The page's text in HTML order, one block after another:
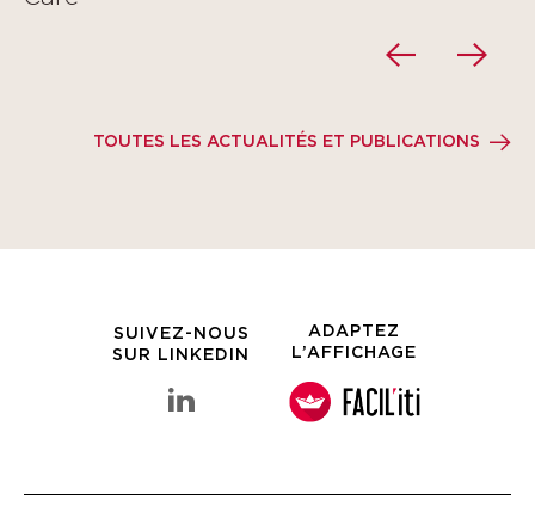
TOUTES LES ACTUALITÉS ET PUBLICATIONS
SUIVEZ-NOUS
SUR LINKEDIN
linkedin Groupe Clarins
ADAPTEZ
L’AFFICHAGE